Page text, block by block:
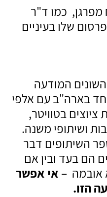
מפרגן, כמו ד"ר
שלו בעיניים
המודעה
בארה"ב עם אלפי
בטוויטר,
ושיתופי משנה.
השיתופים דבר
הם בעד ובין אם
אובמה – אי אפשר
הזו.